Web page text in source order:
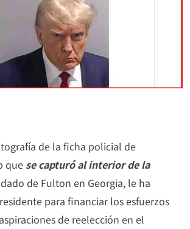
de la ficha policial de
que se capturó al interior de la
de Fulton en Georgia, le ha
para financiar los esfuerzos
de reelección en el